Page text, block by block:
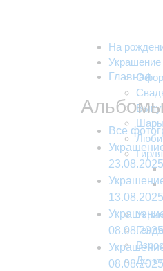
На
Украшение
Шары
Главная
Все
23.08.2025
13.08.2025
08.08.2025
08.08.2025